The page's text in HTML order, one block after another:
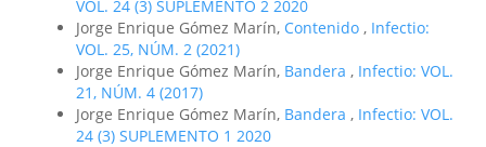
VOL. 24 (3) SUPLEMENTO 2 2020
Jorge Enrique Gómez Marín, Contenido , Infectio:
VOL. 25, NÚM. 2 (2021)
Jorge Enrique Gómez Marín, Bandera , Infectio: VOL.
21, NÚM. 4 (2017)
Jorge Enrique Gómez Marín, Bandera , Infectio: VOL.
24 (3) SUPLEMENTO 1 2020